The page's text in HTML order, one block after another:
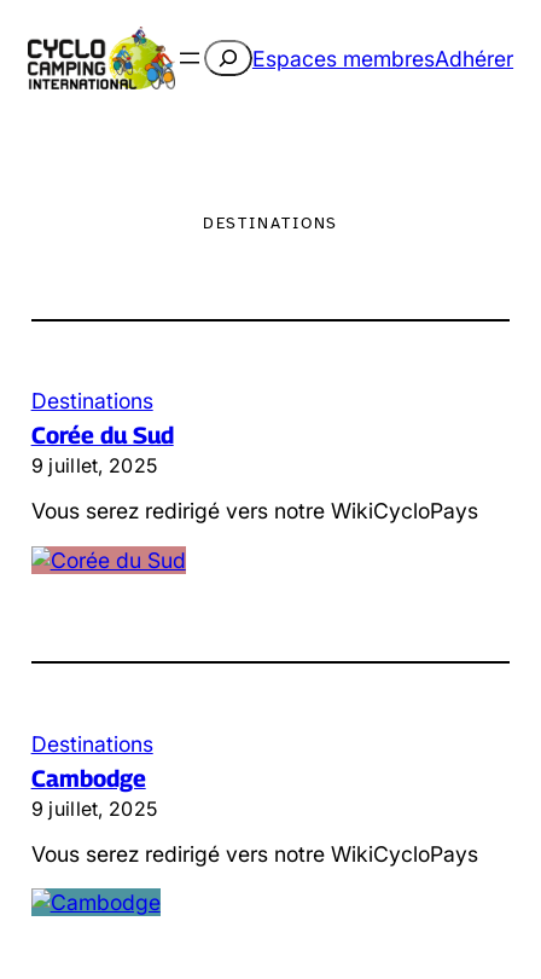
au
contenu
Rechercher
Espaces membresAdhérer
DESTINATIONS
Destinations
Corée du Sud
9 juillet, 2025
Vous serez redirigé vers notre WikiCycloPays
Destinations
Cambodge
9 juillet, 2025
Vous serez redirigé vers notre WikiCycloPays